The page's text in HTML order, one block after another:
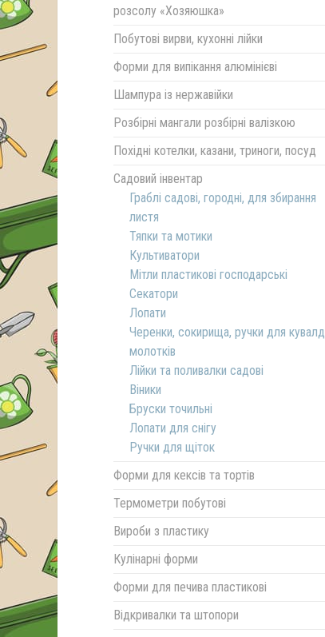
розсолу «Хозяюшка»
Побутові вирви, кухонні лійки
Форми для випікання алюмінієві
Шампура із нержавійки
Розбірні мангали розбірні валізкою
Похідні котелки, казани, триноги, посуд
Садовий інвентар
Граблі садові, городні, для збирання
листя
Тяпки та мотики
Культиватори
Мітли пластикові господарські
Секатори
Лопати
Черенки, сокирища, ручки для
молотків
Лійки та поливалки садові
Віники
Бруски точильні
Лопати для снігу
Ручки для щіток
Форми для кексів та тортів
Термометри побутові
Вироби з пластику
Кулінарні форми
Форми для печива пластикові
Відкривалки та штопори